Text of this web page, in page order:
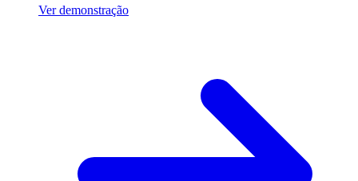
Ver demonstração